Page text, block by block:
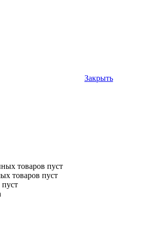
Закрыть
товаров пуст
товаров пуст